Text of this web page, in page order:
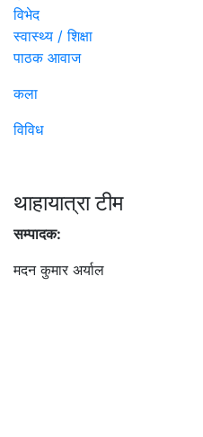
विभेद
स्वास्थ्य / शिक्षा
पाठक आवाज
कला
विविध
थाहायात्रा टीम
सम्पादक:
मदन कुमार अर्याल